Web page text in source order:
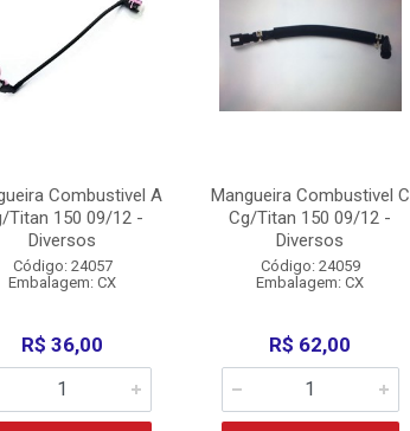
Combustivel A
Titan 150 09/12 -
Diversos
Código: 24057
Embalagem: CX
R$ 36,00
Mangueira Combustivel C
Cg/Titan 150 09/12 -
Diversos
Código: 24059
Embalagem: CX
R$ 62,00